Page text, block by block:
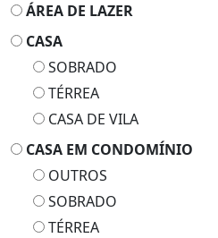
ÁREA DE LAZER
CASA
SOBRADO
TÉRREA
CASA DE VILA
CASA EM CONDOMÍNIO
OUTROS
SOBRADO
TÉRREA